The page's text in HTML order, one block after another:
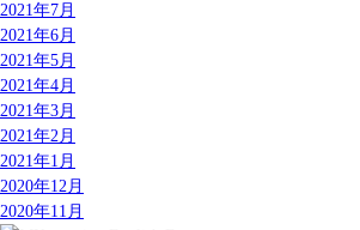
2021年7月
2021年6月
2021年5月
2021年4月
2021年3月
2021年2月
2021年1月
2020年12月
2020年11月